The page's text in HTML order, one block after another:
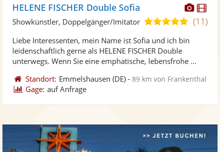
HELENE FISCHER Double Sofia
5,0
5
Sternen
(11)
Showkünstler, Doppelgänger/Imitator
Liebe Interessenten, mein Name ist Sofia und ich bin
leidenschaftlich gerne als HELENE FISCHER Double
unterwegs. Wenn Sie eine emphatische, lebensfrohe ...
Standort: Emmelshausen (DE) -89 km von Frankenthal
Gage: auf Anfrage